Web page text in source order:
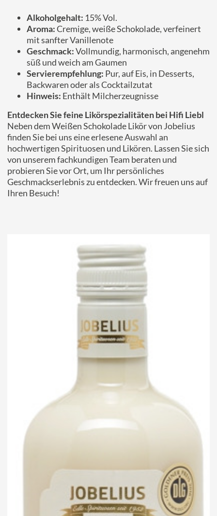
Alkoholgehalt: 15% Vol.
Aroma:Cremige, weiße Schokolade, verfeinert
mit sanfter Vanillenote
Geschmack:Vollmundig, harmonisch, angenehm
süß und weich am Gaumen
Servierempfehlung: Pur, auf Eis, in Desserts,
Backwaren oder als Cocktailzutat
Hinweis: Enthält Milcherzeugnisse
Entdecken Sie feine Likörspezialitäten bei Hifi Liebl
Neben dem Weißen Schokolade Likör von Jobelius
finden Sie bei uns eine erlesene Auswahl an
hochwertigen Spirituosen und Likören. Lassen Sie sich
von unserem fachkundigen Team beraten und
probieren Sie vor Ort, um Ihr persönliches
Geschmackserlebnis zu entdecken. Wir freuen uns auf
Ihren Besuch!